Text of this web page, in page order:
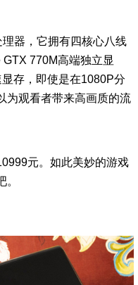
器，它拥有四核心八线
GTX 770M高端独立显
存，即使是在1080P分
为观看者带来高画质的流
元。如此美妙的游戏
。